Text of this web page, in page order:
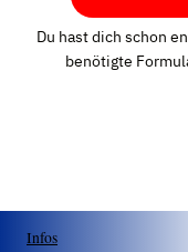
Du hast dich schon
benötigte
Infos